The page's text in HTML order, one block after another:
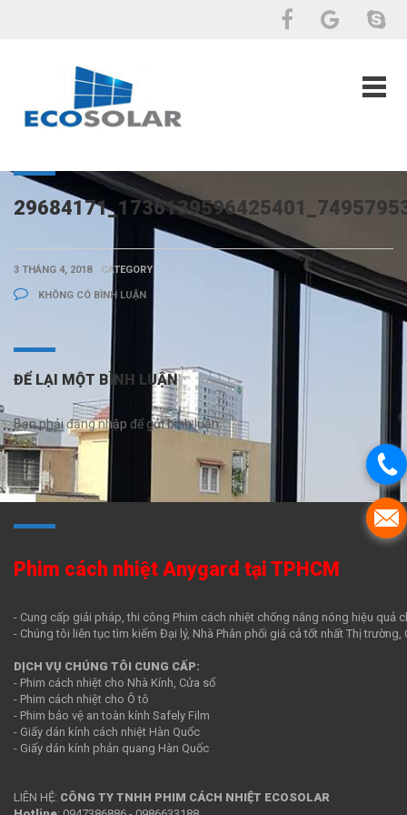
3 THÁNG 4, 2018 CATEGORY:
KHÔNG CÓ BÌNH LUẬN
ĐỂ LẠI MỘT BÌNH LUẬN
Bạn phảiđăng nhập để gửi bình luận.
Phim cách nhiệt Anygard tại TPHCM
- Cung cấp giải pháp, thi công Phim cách nhiệt chống nắng nóng hiệu quả
- Chúng tôi liên tục tìm kiếm Đại lý, Nhà Phân phối giá cả tốt nhất Thị trường,
DỊCH VỤ CHÚNG TÔI CUNG CẤP:
- Phim cách nhiệt cho Nhà Kính, Cửa sổ
- Phim cách nhiệt cho Ô tô
- Phim bảo vệ an toàn kính Safely Film
- Giấy dán kính cách nhiệt Hàn Quốc
- Giấy dán kính phản quang Hàn Quốc
LIÊN HỆ: CÔNG TY TNHH PHIM CÁCH NHIỆT ECOSOLAR